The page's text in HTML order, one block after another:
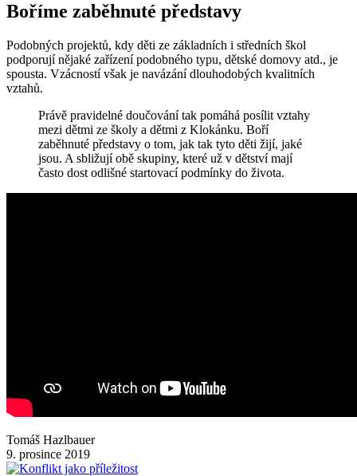
Boříme zaběhnuté představy
Podobných projektů, kdy děti ze základních i středních škol
podporují nějaké zařízení podobného typu, dětské domovy atd., je
spousta. Vzácností však je navázání dlouhodobých kvalitních
vztahů.
Právě pravidelné doučování tak pomáhá posílit vztahy
mezi dětmi ze školy a dětmi z Klokánku. Boří
zaběhnuté představy o tom, jak tak tyto děti žijí, jaké
jsou. A sbližují obě skupiny, které už v dětství mají
často dost odlišné startovací podmínky do života.
Tomáš Hazlbauer
9. prosince 2019